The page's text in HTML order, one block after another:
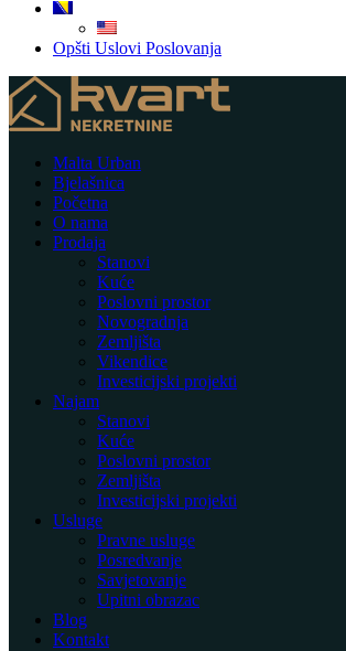
Opšti Uslovi Poslovanja
Malta Urban
Bjelašnica
Početna
O nama
Prodaja
Stanovi
Kuće
Poslovni prostor
Novogradnja
Zemljišta
Vikendice
Investicijski projekti
Najam
Stanovi
Kuće
Poslovni prostor
Zemljišta
Investicijski projekti
Usluge
Pravne usluge
Posredvanje
Savjetovanje
Upitni obrazac
Blog
Kontakt